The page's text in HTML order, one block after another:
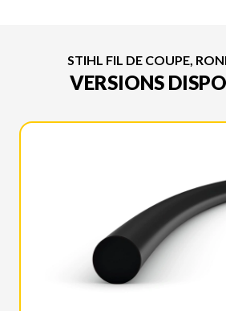
STIHL FIL DE COUPE,
VERSIONS